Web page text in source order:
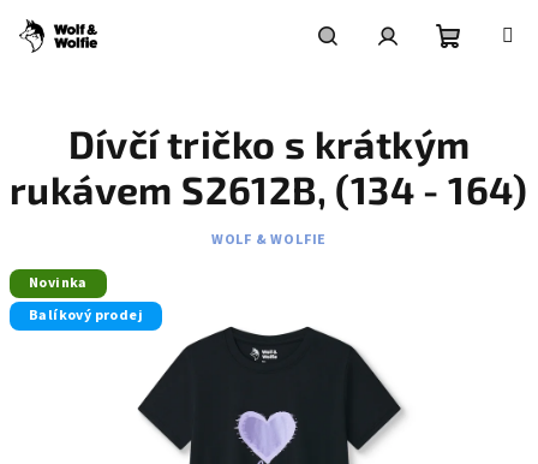
obsah
košík
Dívčí tričko s krátkým
rukávem S2612B, (134 - 164)
WOLF & WOLFIE
Novinka
Balíkový prodej